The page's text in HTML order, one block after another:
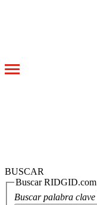
Toggle
BUSCAR
Buscar RIDGID.com
Buscar palabra clave